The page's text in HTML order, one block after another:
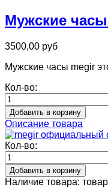
Мужские часы
3500,00 руб
Мужские часы megir
Кол-во:
Описание товара
Кол-во:
Наличие товара: